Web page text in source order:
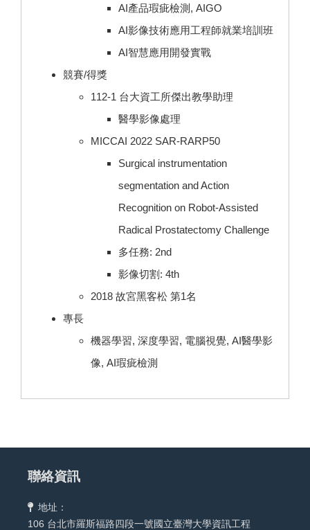
AI產品瑕疵檢測, AIGO
AI影像技術應用工程師就業培訓班
AI智慧應用開發實戰
競賽/得獎
112-1 台大資工所傑出教學助理
醫學影像處理
MICCAI 2022 SAR-RARP50
Surgical instrumentation
segmentation and Action
Recognition on Robot-Assisted
Radical Prostatectomy Challenge
多任務: 2nd
影像切割: 4th
2018 故宮黑客松 第1名
專長
機器學習, 深度學習, 電腦視覺, AI醫學影
像, AI瑕疵檢測
聯絡資訊
地址：
106 台北市羅斯福路四段一號國立臺灣大學資訊工程